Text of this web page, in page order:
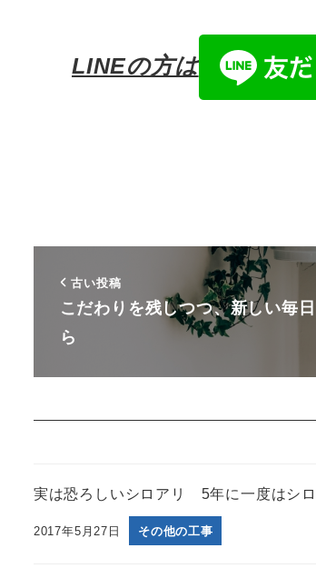
LINEの方は
古い投稿
こだわりを残しつつ、新しい毎
ら
実は恐ろしいシロアリ 5年に一度はシ
2017年5月27日 その他の工事